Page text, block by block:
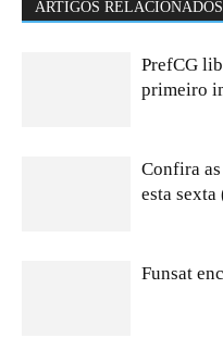
ARTIGOS RELACIONADOS
PrefCG
primeiro
Confira
esta sexta
Funsat